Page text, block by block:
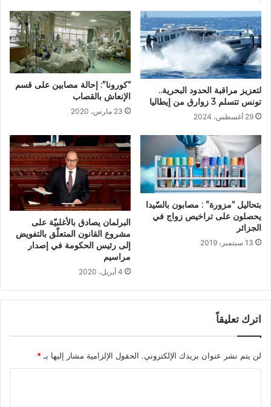
لتعزيز مراقبة الحدود البحرية..
تونس تتسلم 3 زوارق من إيطاليا
29 أغسطس، 2024
“كورونا”: إحالة مصابين على قسم
الإنعاش بالقصاب
23 مارس، 2020
بتحاليل “مزورة” : مصابون بالسّيدا
يحصلون على تراخيص زواج في
الجزائر
13 سبتمبر، 2019
البرلمان يصادق بالأغلبيّة على
مشروع القانون المتعلّق بالتفويض
إلى رئيس الحكومة في إصدار
مراسيم
4 أبريل، 2020
اترك تعليقاً
لن يتم نشر عنوان بريدك الإلكتروني. الحقول الإلزامية مشار إليها بـ *